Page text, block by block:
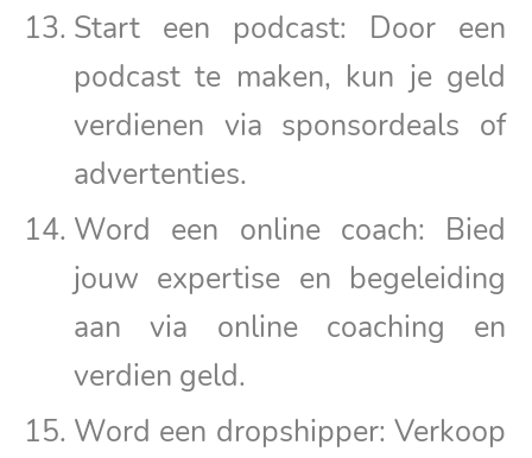
Start een podcast: Door een
podcast te maken, kun je geld
verdienen via sponsordeals of
advertenties.
Word een online coach: Bied
jouw expertise en begeleiding
aan via online coaching en
verdien geld.
Word een dropshipper: Verkoop